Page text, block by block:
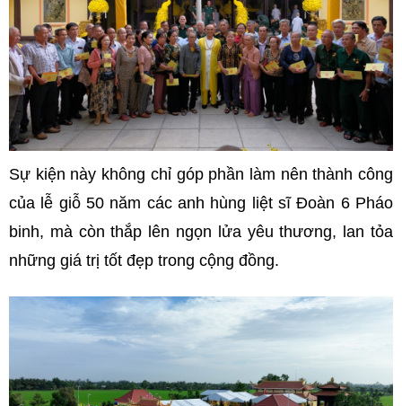
Sự kiện này không chỉ góp phần làm nên thành công
của lễ giỗ 50 năm các anh hùng liệt sĩ Đoàn 6 Pháo
binh, mà còn thắp lên ngọn lửa yêu thương, lan tỏa
những giá trị tốt đẹp trong cộng đồng.